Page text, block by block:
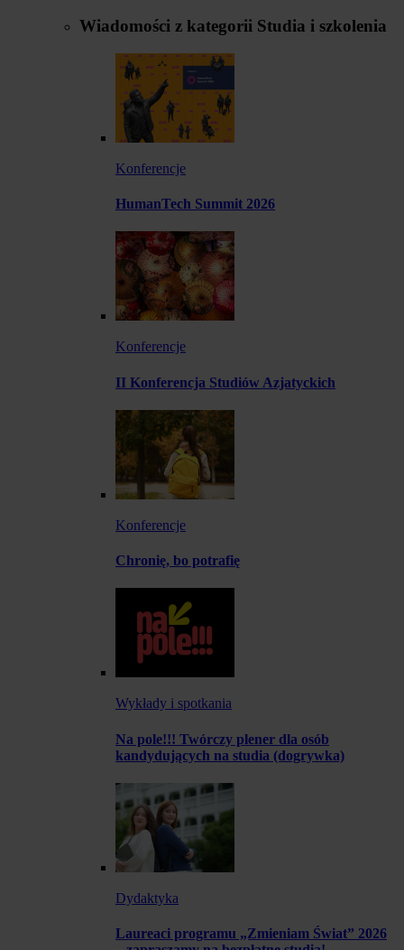
Wiadomości z kategorii Studia i szkolenia
Konferencje
HumanTech Summit 2026
Konferencje
II Konferencja Studiów Azjatyckich
Konferencje
Chronię, bo potrafię
Wykłady i spotkania
Na pole!!! Twórczy plener dla osób
kandydujących na studia (dogrywka)
Dydaktyka
Laureaci programu „Zmieniam Świat” 2026